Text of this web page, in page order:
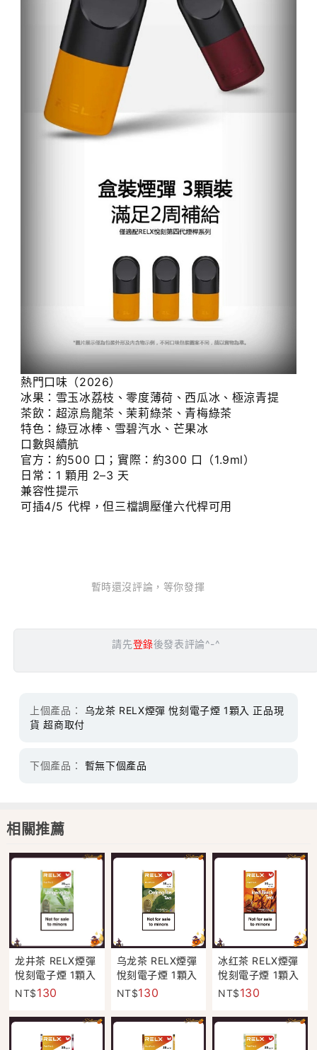
熱門口味（2026）
冰果：雪玉冰荔枝、零度薄荷、西瓜冰、極涼青提
茶飲：超涼烏龍茶、茉莉綠茶、青梅綠茶
特色：綠豆冰棒、雪碧汽水、芒果冰
口數與續航
官方：約500 口；實際：約300 口（1.9ml）
日常：1 顆用 2–3 天
兼容性提示
可插4/5 代桿，但三檔調壓僅六代桿可用
暫時還沒評論，等你發揮
請先登錄後發表評論^-^
上個產品：
乌龙茶 RELX煙彈 悅刻電子煙 1顆入 正品現
貨 超商取付
下個產品： 暫無下個產品
相關推薦
龙井茶 RELX煙彈
悅刻電子煙 1顆入
正品現貨 超商取
NT$130
乌龙茶 RELX煙彈
悅刻電子煙 1顆入
正品現貨 超商取
NT$130
冰红茶 RELX煙彈
悅刻電子煙 1顆入
正品現貨 超商取
NT$130